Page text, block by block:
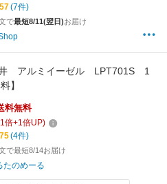
(7件)
で最短8/11(翌日)お届け
井 アルミイーゼル LPT701S 1
】
料無料
1倍+1倍UP)
(4件)
で最短8/14お届け
たのめーる